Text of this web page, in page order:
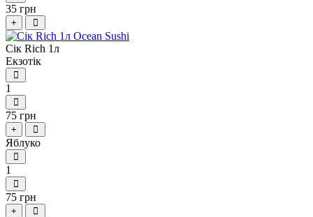
35 грн
+
Сік Rich 1л
Екзотік
1
75 грн
+
Яблуко
1
75 грн
+